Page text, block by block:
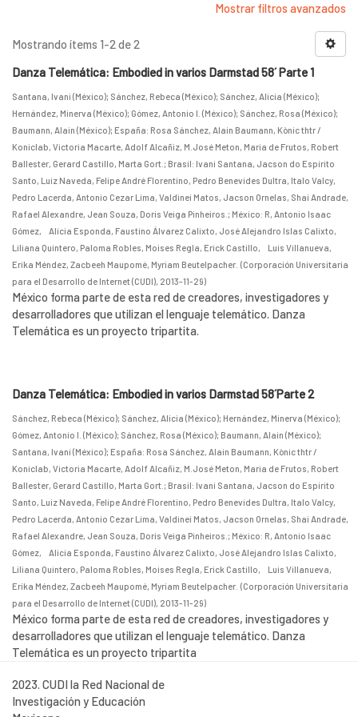
Mostrar filtros avanzados
Mostrando ítems 1-2 de 2
Danza Telemática: Embodied in varios Darmstad 58´ Parte 1
Santana, Ivani (México); Sánchez, Rebeca (México); Sánchez, Alicia (México);
Hernández, Minerva (México); Gómez, Antonio I. (México); Sánchez, Rosa (México);
Baumann, Alain (México); España: Rosa Sánchez, Alain Baumann, Kònic thtr /
Koniclab, Victoria Macarte, Adolf Alcañiz, M.José Meton, Maria de Frutos, Robert
Ballester, Gerard Castillo, Marta Gort. ; Brasil: Ivani Santana, Jacson do Espírito
Santo, Luiz Naveda, Felipe André Florentino, Pedro Benevides Dultra, Italo Valcy,
Pedro Lacerda, Antonio Cezar Lima, Valdinei Matos, Jacson Ornelas, Shai Andrade,
Rafael Alexandre, Jean Souza, Doris Veiga Pinheiros. ; México: R, Antonio Isaac
Gómez, Alicia Esponda, Faustino Álvarez Calixto, José Alejandro Islas Calixto,
Liliana Quintero, Paloma Robles, Moises Regla, Erick Castillo, Luis Villanueva,
Erika Méndez, Zacbeeh Maupomé, Myriam Beutelpacher. (Corporación Universitaria
para el Desarrollo de Internet (CUDI), 2013-11-29)
México forma parte de esta red de creadores, investigadores y
desarrolladores que utilizan el lenguaje telemático. Danza
Telemática es un proyecto tripartita.
Danza Telemática: Embodied in varios Darmstad 58´Parte 2
Sánchez, Rebeca (México); Sánchez, Alicia (México); Hernández, Minerva (México);
Gómez, Antonio I. (México); Sánchez, Rosa (México); Baumann, Alain (México);
Santana, Ivani (México); España: Rosa Sánchez, Alain Baumann, Kònic thtr /
Koniclab, Victoria Macarte, Adolf Alcañiz, M.José Meton, Maria de Frutos, Robert
Ballester, Gerard Castillo, Marta Gort. ; Brasil: Ivani Santana, Jacson do Espírito
Santo, Luiz Naveda, Felipe André Florentino, Pedro Benevides Dultra, Italo Valcy,
Pedro Lacerda, Antonio Cezar Lima, Valdinei Matos, Jacson Ornelas, Shai Andrade,
Rafael Alexandre, Jean Souza, Doris Veiga Pinheiros. ; México: R, Antonio Isaac
Gómez, Alicia Esponda, Faustino Álvarez Calixto, José Alejandro Islas Calixto,
Liliana Quintero, Paloma Robles, Moises Regla, Erick Castillo, Luis Villanueva,
Erika Méndez, Zacbeeh Maupomé, Myriam Beutelpacher. (Corporación Universitaria
para el Desarrollo de Internet (CUDI), 2013-11-29)
México forma parte de esta red de creadores, investigadores y
desarrolladores que utilizan el lenguaje telemático. Danza
Telemática es un proyecto tripartita
2023. CUDI la Red Nacional de
Investigación y Educación